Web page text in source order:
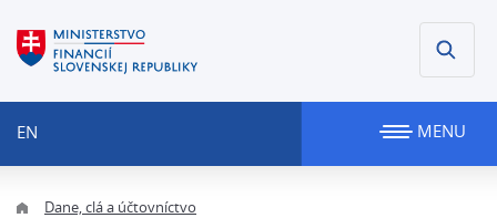
EN MENU
Dane, clá a účtovníctvo